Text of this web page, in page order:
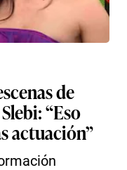
de
“Eso
actuación”